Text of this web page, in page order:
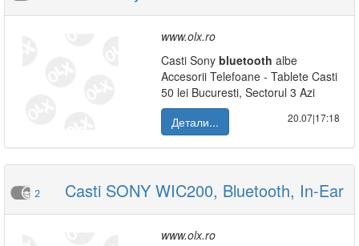
www.olx.ro
Casti Sony bluetooth albe
Accesorii Telefoane - Tablete Casti
50 lei Bucuresti, Sectorul 3 Azi
Детали...
20.07|17:18
2 Casti SONY WIC200, Bluetooth, In-Ear
www.olx.ro